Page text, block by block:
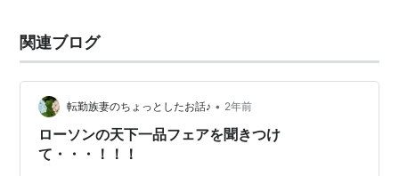
関連ブログ
転勤族妻のちょっとしたお話♪ • 2年前
ローソンの天下一品フェアを聞きつけ
て・・・！！！